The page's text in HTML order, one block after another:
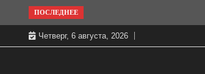
to
content
ПОСЛЕДНЕЕ
Четверг, 6 августа, 2026